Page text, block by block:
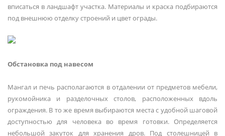
вписаться в ландшафт участка. Материалы и краска подбираются
под внешнюю отделку строений и цвет ограды.
Обстановка под навесом
Мангал и печь располагаются в отдалении от предметов мебели,
рукомойника и разделочных столов, расположенных вдоль
ограждения. В то же время выбираются места с удобной шаговой
доступностью для человека во время готовки. Определяется
небольшой закуток для хранения дров. Под столешницей в